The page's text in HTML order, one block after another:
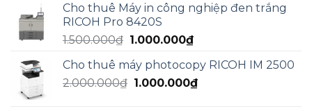
là:
1.500.000₫.
tại
1.200.000₫.
Cho thuê Máy in công nghiệp đen trắng
RICOH Pro 8420S
1.500.000₫ Giá
là:
1.500.000₫.
1.000.000₫Giá
tại
là:
Cho thuê máy photocopy RICOH IM 2500
2.000.000₫ Giá
1.000.000₫Giá